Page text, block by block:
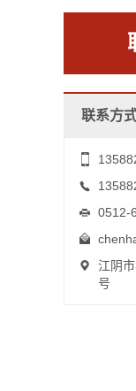
联系方
0512-
江阴
号